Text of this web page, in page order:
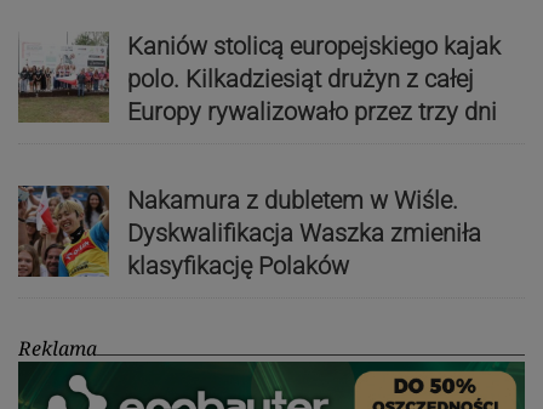
Kaniów stolicą europejskiego kajak
polo. Kilkadziesiąt drużyn z całej
Europy rywalizowało przez trzy dni
Nakamura z dubletem w Wiśle.
Dyskwalifikacja Waszka zmieniła
klasyfikację Polaków
Reklama